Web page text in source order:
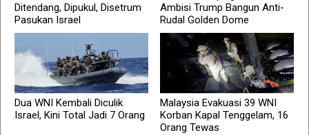
Ditendang, Dipukul, Disetrum
Pasukan Israel
Ambisi Trump Bangun Anti-
Rudal Golden Dome
Dua WNI Kembali Diculik
Israel, Kini Total Jadi 7 Orang
Malaysia Evakuasi 39 WNI
Korban Kapal Tenggelam, 16
Orang Tewas